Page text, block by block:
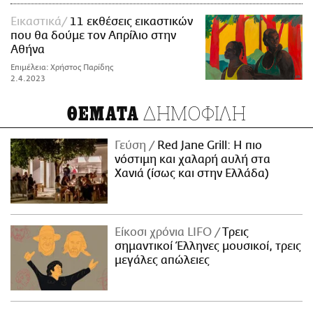
Εικαστικά
11 εκθέσεις εικαστικών
που θα δούμε τον Απρίλιο στην
Αθήνα
Επιμέλεια: Χρήστος Παρίδης
2.4.2023
ΘΕΜΑΤΑ ΔΗΜΟΦΙΛΗ
Γεύση
Red Jane Grill: Η πιο
νόστιμη και χαλαρή αυλή στα
Χανιά (ίσως και στην Ελλάδα)
Είκοσι χρόνια LIFO
Tρεις
σημαντικοί Έλληνες μουσικοί, τρεις
μεγάλες απώλειες